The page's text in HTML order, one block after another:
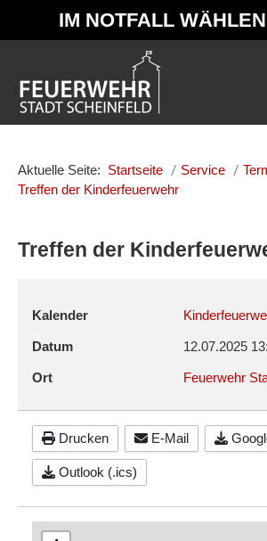
IM NOTFALL
Aktuelle Seite: Startseite Service
Treffen der Kinderfeuerwehr
Treffen der
Kalender
Datum 12.07.2025
Ort Feuerwehr
Drucken E-Mail
Outlook (.ics)